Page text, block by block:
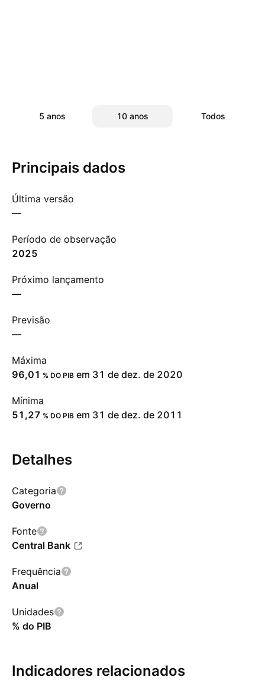
5 anos 10 anos Todos
Principais dados
Última versão
—
Período de observação
2025
Próximo lançamento
—
Previsão
—
Máxima
96,01 % DO PIB em 31 de dez. de 2020
Mínima
51,27 % DO PIB em 31 de dez. de 2011
Detalhes
Categoria
Governo
Fonte
Central Bank
Frequência
Anual
Unidades
% do PIB
Indicadores relacionados